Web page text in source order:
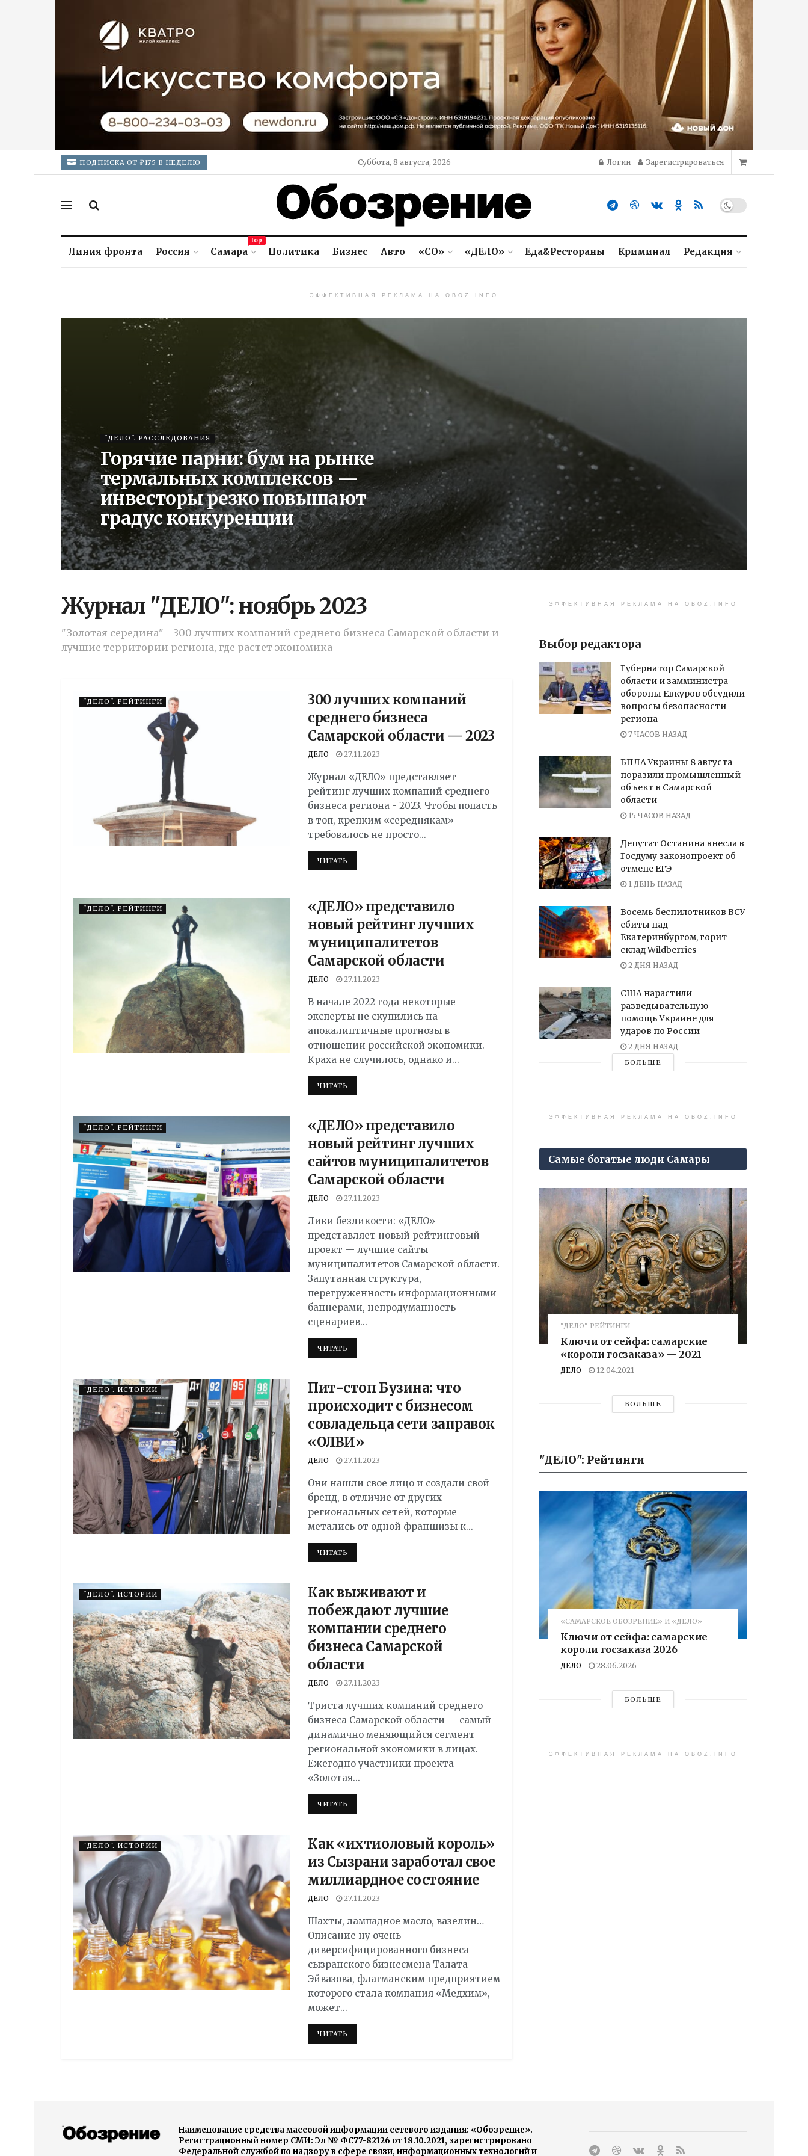
ПОДПИСКА ОТ ₽175 В НЕДЕЛЮ Суббота, 8 августа, 2026 Логин Зарегистрироваться
Линия фронта Россия Самара
top
Политика Бизнес Авто «СО» «ДЕЛО» Еда&Рестораны Криминал Редакция
ЭФФЕКТИВНАЯ РЕКЛАМА НА OBOZ.INFO
"ДЕЛО". РАССЛЕДОВАНИЯ
Горячие парни: бум на рынке
термальных комплексов —
инвесторы резко повышают
градус конкуренции
Журнал "ДЕЛО": ноябрь 2023
"Золотая середина" - 300 лучших компаний среднего бизнеса Самарской области и
лучшие территории региона, где растет экономика
"ДЕЛО". РЕЙТИНГИ
300 лучших компаний
среднего бизнеса
Самарской области — 2023
ДЕЛО 27.11.2023
Журнал «ДЕЛО» представляет
рейтинг лучших компаний среднего
бизнеса региона - 2023. Чтобы попасть
в топ, крепким «середнякам»
требовалось не просто...
ЧИТАТЬ
"ДЕЛО". РЕЙТИНГИ
«ДЕЛО» представило
новый рейтинг лучших
муниципалитетов
Самарской области
ДЕЛО 27.11.2023
В начале 2022 года некоторые
эксперты не скупились на
апокалиптичные прогнозы в
отношении российской экономики.
Краха не случилось, однако и...
ЧИТАТЬ
"ДЕЛО". РЕЙТИНГИ
«ДЕЛО» представило
новый рейтинг лучших
сайтов муниципалитетов
Самарской области
ДЕЛО 27.11.2023
Лики безликости: «ДЕЛО»
представляет новый рейтинговый
проект — лучшие сайты
муниципалитетов Самарской области.
Запутанная структура,
перегруженность информационными
баннерами, непродуманность
сценариев...
ЧИТАТЬ
"ДЕЛО". ИСТОРИИ
Пит-стоп Бузина: что
происходит с бизнесом
совладельца сети заправок
«ОЛВИ»
ДЕЛО 27.11.2023
Они нашли свое лицо и создали свой
бренд, в отличие от других
региональных сетей, которые
метались от одной франшизы к...
ЧИТАТЬ
"ДЕЛО". ИСТОРИИ
Как выживают и
побеждают лучшие
компании среднего
бизнеса Самарской
области
ДЕЛО 27.11.2023
Триста лучших компаний среднего
бизнеса Самарской области — самый
динамично меняющийся сегмент
региональной экономики в лицах.
Ежегодно участники проекта
«Золотая...
ЧИТАТЬ
"ДЕЛО". ИСТОРИИ
Как «ихтиоловый король»
из Сызрани заработал свое
миллиардное состояние
ДЕЛО 27.11.2023
Шахты, лампадное масло, вазелин…
Описание ну очень
диверсифицированного бизнеса
сызранского бизнесмена Талата
Эйвазова, флагманским предприятием
которого стала компания «Медхим»,
может...
ЧИТАТЬ
ЭФФЕКТИВНАЯ РЕКЛАМА НА OBOZ.INFO
Выбор редактора
Губернатор Самарской
области и замминистра
обороны Евкуров обсудили
вопросы безопасности
региона
7 ЧАСОВ НАЗАД
БПЛА Украины 8 августа
поразили промышленный
объект в Самарской
области
15 ЧАСОВ НАЗАД
Депутат Останина внесла в
Госдуму законопроект об
отмене ЕГЭ
1 ДЕНЬ НАЗАД
Восемь беспилотников ВСУ
сбиты над
Екатеринбургом, горит
склад Wildberries
2 ДНЯ НАЗАД
США нарастили
разведывательную
помощь Украине для
ударов по России
2 ДНЯ НАЗАД
БОЛЬШЕ
ЭФФЕКТИВНАЯ РЕКЛАМА НА OBOZ.INFO
Самые богатые люди Самары
"ДЕЛО". РЕЙТИНГИ
Ключи от сейфа: самарские
«короли госзаказа» — 2021
ДЕЛО 12.04.2021
БОЛЬШЕ
"ДЕЛО": Рейтинги
«САМАРСКОЕ ОБОЗРЕНИЕ» И «ДЕЛО»
Ключи от сейфа: самарские
короли госзаказа 2026
ДЕЛО 28.06.2026
БОЛЬШЕ
ЭФФЕКТИВНАЯ РЕКЛАМА НА OBOZ.INFO
Наименование средства массовой информации сетевого издания: «Обозрение».
Регистрационный номер СМИ: Эл № ФС77-82126 от 18.10.2021, зарегистрировано
Федеральной службой по надзору в сфере связи, информационных технологий и